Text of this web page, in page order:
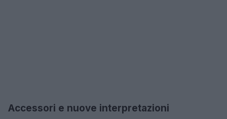
Accessori e nuove interpretazioni